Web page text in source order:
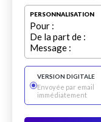
PERSONNALISATION
Pour :
De la part de :
Message :
VERSION DIGITALE
Envoyée par email
immédiatement